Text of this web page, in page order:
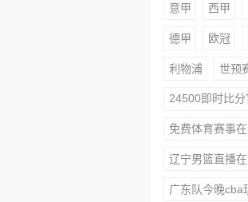
意甲 西甲
德甲 欧冠
利物浦 世预
24500即时比分
免费体育赛事
辽宁男篮直播
广东队今晚cba